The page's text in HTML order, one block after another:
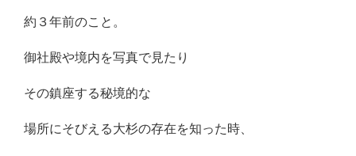
約３年前のこと。
御社殿や境内を写真で見たり
その鎮座する秘境的な
場所にそびえる大杉の存在を知った時、